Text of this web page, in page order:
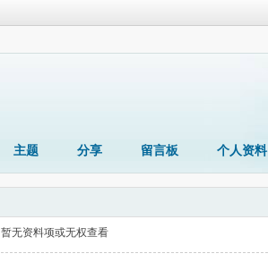
主题 分享 留言板 个人资料
暂无资料项或无权查看